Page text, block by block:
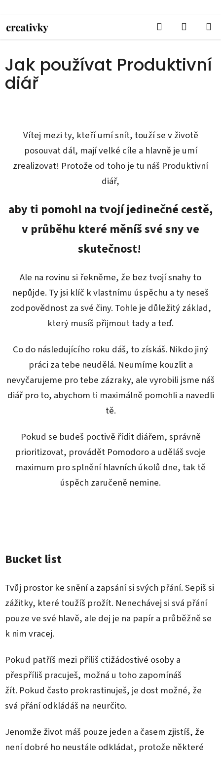
obsah
Hledat
KOŠÍK
Domů
/ Jak používat Produktivní diář
Jak používat Produktivní
diář
Vítej mezi ty, kteří umí snít, touží se v životě
posouvat dál, mají velké cíle a hlavně je umí
zrealizovat! Protože od toho je tu náš Produktivní
diář,
aby ti pomohl na tvojí jedinečné cestě,
v průběhu které měníš své sny ve
skutečnost!
Ale na rovinu si řekněme, že bez tvojí snahy to
nepůjde. Ty jsi klíč k vlastnímu úspěchu a ty neseš
zodpovědnost za své činy. Tohle je důležitý základ,
který musíš přijmout tady a teď.
Co do následujícího roku dáš, to získáš. Nikdo jiný
práci za tebe neudělá. Neumíme kouzlit a
nevyčarujeme pro tebe zázraky, ale vyrobili jsme náš
diář pro to, abychom ti maximálně pomohli a navedli
tě.
Pokud se budeš poctivě řídit diářem, správně
prioritizovat, provádět Pomodoro a uděláš svoje
maximum pro splnění hlavních úkolů dne, tak tě
úspěch zaručeně nemine.
Bucket list
Tvůj prostor ke snění a zapsání si svých přání. Sepiš si
zážitky, které toužíš prožít. Nenechávej si svá přání
pouze ve své hlavě, ale dej je na papír a průběžně se
k nim vracej.
Pokud patříš mezi příliš ctižádostivé osoby a
přespříliš pracuješ, možná u toho zapomínáš
žít. Pokud často prokrastinuješ, je dost možné, že
svá přání odkládáš na neurčito.
Jenomže život máš pouze jeden a časem zjistíš, že
není dobré ho neustále odkládat, protože některé